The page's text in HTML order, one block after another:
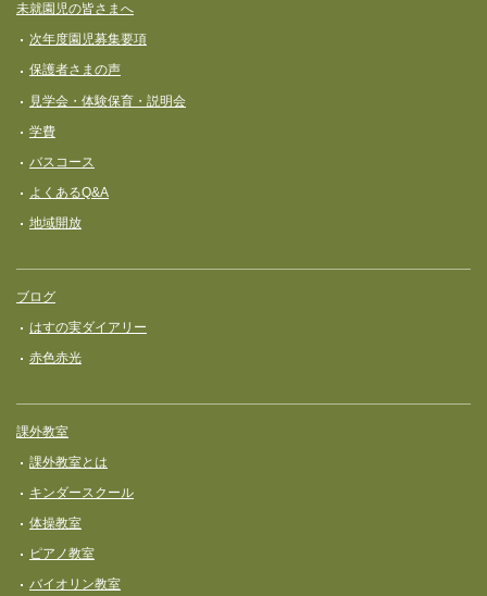
未就園児の皆さまへ
次年度園児募集要項
保護者さまの声
見学会・体験保育・説明会
学費
バスコース
よくあるQ&A
地域開放
ブログ
はすの実ダイアリー
赤色赤光
課外教室
課外教室とは
キンダースクール
体操教室
ピアノ教室
バイオリン教室